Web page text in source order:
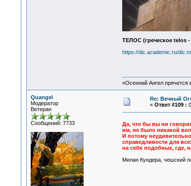
ТЕЛОС (греческое telos
https://dic.academic.ru/
«Осенний Ангел прячется
Quangel
Модератор
Ветеран
Сообщений: 7733
Re: Вечный
« Ответ #109 :
Да, что бы вы ни
им, не было никакой
И потому
справедливости для
на себе подобных, где,
Милан Кундера, чешский